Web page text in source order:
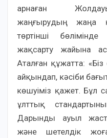
арнаған
жаңғырудың жаңа
төртінші
жақсарту жайына
Аталған құжатта:
айқындап, кәсіби
көшуіміз қажет. Бұл
ұлттық
Дарынды ауыл
және шетелдік